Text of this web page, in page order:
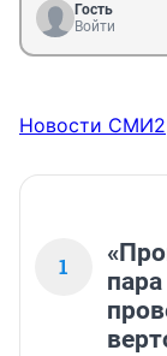
Гость
Войти
Новости СМИ2
1